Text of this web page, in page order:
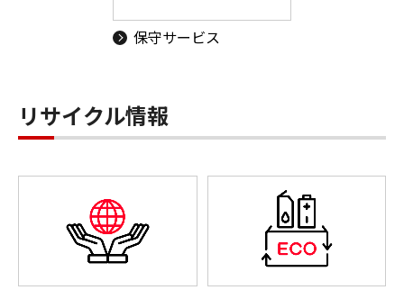
保守サービス
リサイクル情報